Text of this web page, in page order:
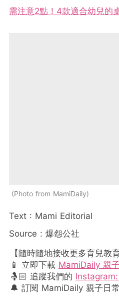
需注意2點！4款適合幼兒的
Photo from MamiDaily
Text : Mami Editorial
Source : 爆怨公社
【隨時隨地接收更多育兒教
📱 立即下載 MamiDaily 親
🤱🏻 追蹤我們的
🔔 訂閱 MamiDaily 親子日常